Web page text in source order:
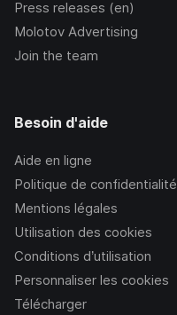
Press releases (en)
Molotov Advertising
Join the team
Besoin d'aide
Aide en ligne
Politique de confidentialité
Mentions légales
Utilisation des cookies
Conditions d’utilisation
Personnaliser les cookies
Télécharger